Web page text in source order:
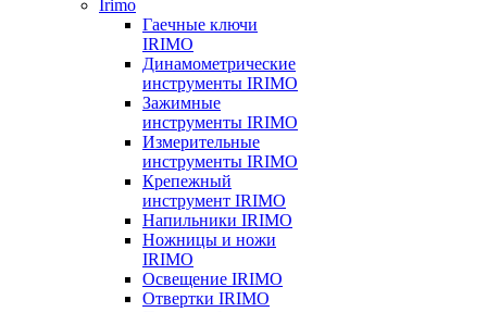
Irimo
Гаечные ключи
IRIMO
Динамометрические
инструменты IRIMO
Зажимные
инструменты IRIMO
Измерительные
инструменты IRIMO
Крепежный
инструмент IRIMO
Напильники IRIMO
Ножницы и ножи
IRIMO
Освещение IRIMO
Отвертки IRIMO